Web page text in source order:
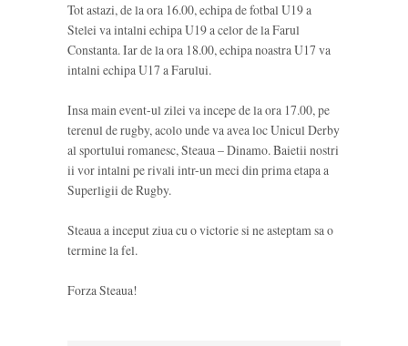
Tot astazi, de la ora 16.00, echipa de fotbal U19 a
Stelei va intalni echipa U19 a celor de la Farul
Constanta. Iar de la ora 18.00, echipa noastra U17 va
intalni echipa U17 a Farului.
Insa main event-ul zilei va incepe de la ora 17.00, pe
terenul de rugby, acolo unde va avea loc Unicul Derby
al sportului romanesc, Steaua – Dinamo. Baietii nostri
ii vor intalni pe rivali intr-un meci din prima etapa a
Superligii de Rugby.
Steaua a inceput ziua cu o victorie si ne asteptam sa o
termine la fel.
Forza Steaua!